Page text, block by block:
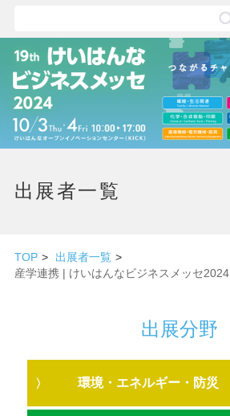
出展者一覧
TOP
出展者一覧
産学連携 | けいはんなビジネスメッセ2024
出展分野
環境・エネルギー・防災